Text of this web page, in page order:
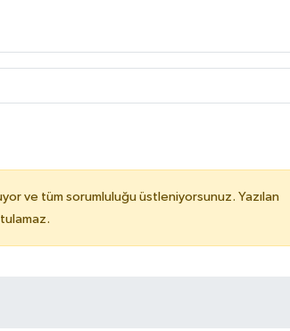
ve tüm sorumluluğu üstleniyorsunuz. Yazılan